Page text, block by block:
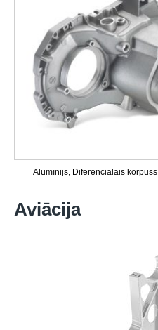
Alumīnijs, Diferenciālais korpuss
Aviācija